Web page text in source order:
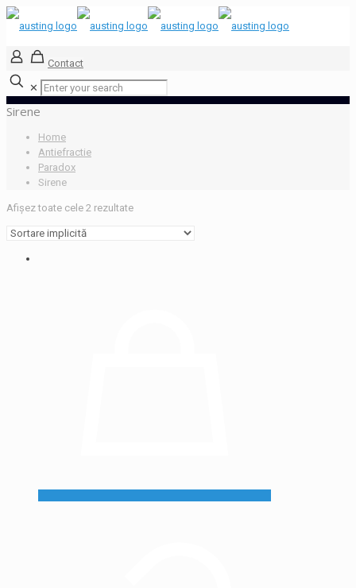
Contact
✕
Sirene
Home
Antiefractie
Paradox
Sirene
Afișez toate cele 2 rezultate